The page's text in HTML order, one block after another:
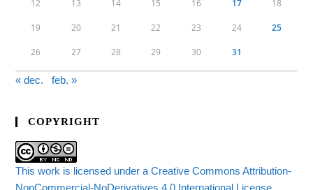
12 13 14 15 16 17 18
19 20 21 22 23 24 25
26 27 28 29 30 31
« dec. feb. »
COPYRIGHT
This work is licensed under a Creative Commons Attribution-
NonCommercial-NoDerivatives 4.0 International License.